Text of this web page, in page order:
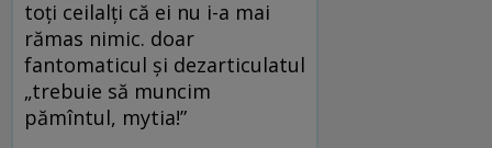
toţi ceilalţi că ei nu i-a mai
rămas nimic. doar
fantomaticul şi dezarticulatul
„trebuie să muncim
pămîntul, mytia!”